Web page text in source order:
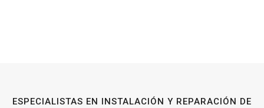
ESPECIALISTAS EN INSTALACIÓN Y REPARACIÓN DE